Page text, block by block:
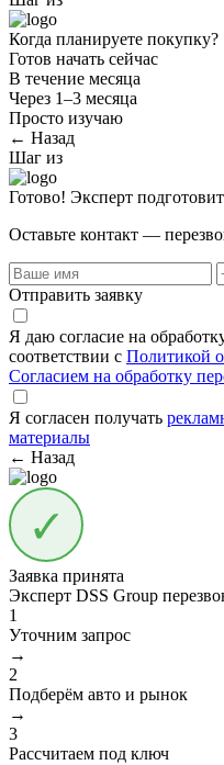
Когда планируете покупку?
Готов начать сейчас
В течение месяца
Через 1–3 месяца
Просто изучаю
← Назад
Шаг из
Готово! Эксперт
Оставьте контакт —
Отправить заявку
Я даю согласие на
соответствии с Политикой
Согласием на обработку
Я согласен получать
материалы
← Назад
Заявка принята
Эксперт DSS Group
1
Уточним запрос
→
2
Подберём авто и рынок
→
3
Рассчитаем под ключ